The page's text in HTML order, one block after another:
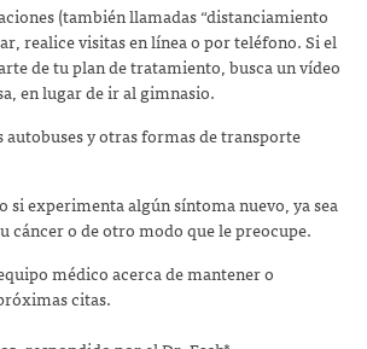
(también llamadas “distanciamiento
realice visitas en línea o por teléfono. Si el
de tu plan de tratamiento, busca un vídeo
en lugar de ir al gimnasio.
y otras formas de transporte
si experimenta algún síntoma nuevo, ya sea
cáncer o de otro modo que le preocupe.
médico acerca de mantener o
citas.